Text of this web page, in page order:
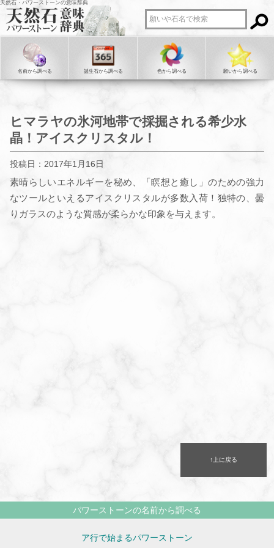
天然石・パワーストーンの意味辞典
名前から調べる 誕生石から調べる 色から調べる 願いから調べる
ヒマラヤの氷河地帯で採掘される希少水
晶！アイスクリスタル！
投稿日：2017年1月16日
素晴らしいエネルギーを秘め、「瞑想と癒し」のための強力
なツールといえるアイスクリスタルが多数入荷！独特の、曇
りガラスのような質感が柔らかな印象を与えます。
↑上に戻る
パワーストーンの名前から調べる
ア行で始まるパワーストーン